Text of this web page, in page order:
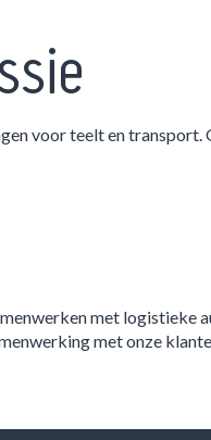
voor teelt en
met logistieke
met onze